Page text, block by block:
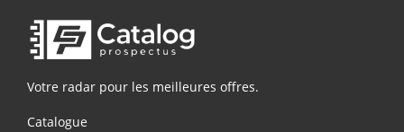
Votre radar pour les meilleures offres.
Catalogue